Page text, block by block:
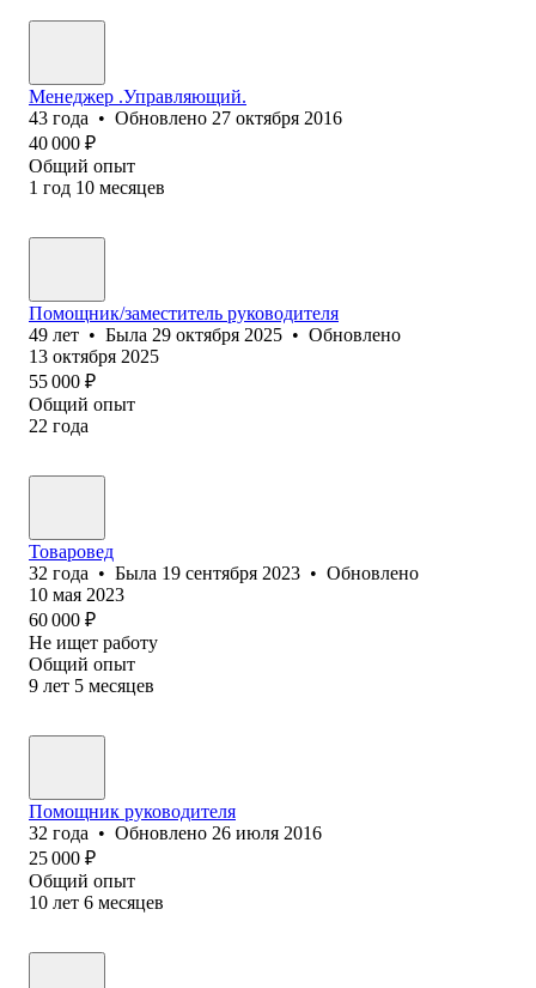
Менеджер .Управляющий.
43 года • Обновлено 27 октября 2016
40 000 ₽
Общий опыт
1 год 10 месяцев
Помощник/заместитель руководителя
49 лет • Была 29 октября 2025 • Обновлено
13 октября 2025
55 000 ₽
Общий опыт
22 года
Товаровед
32 года • Была 19 сентября 2023 • Обновлено
10 мая 2023
60 000 ₽
Не ищет работу
Общий опыт
9 лет 5 месяцев
Помощник руководителя
32 года • Обновлено 26 июля 2016
25 000 ₽
Общий опыт
10 лет 6 месяцев